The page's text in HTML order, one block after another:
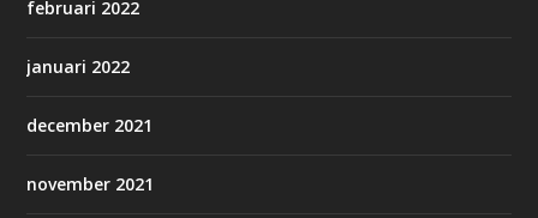
februari 2022
januari 2022
december 2021
november 2021